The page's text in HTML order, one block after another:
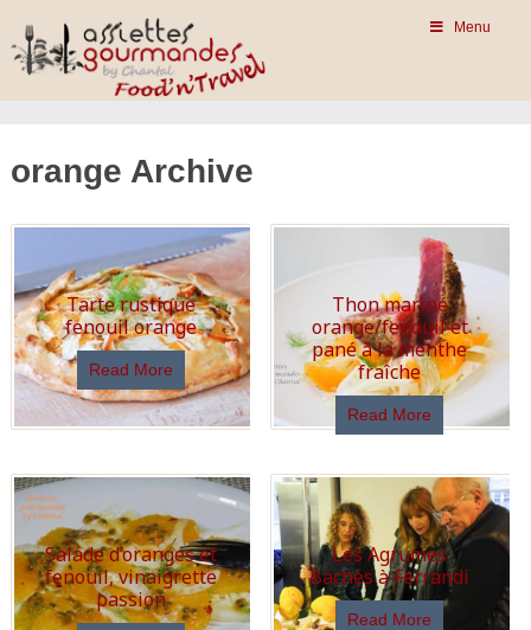
Menu
orange Archive
Tarte rustique
fenouil orange
Read More
Thon mariné
orange/fenouil et
pané à la menthe
fraîche
Read More
Salade d’oranges et
fenouil, vinaigrette
passion
Les Agrumes
Bachès à Ferrandi
Read More